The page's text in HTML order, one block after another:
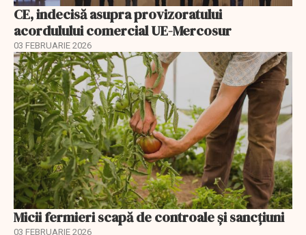
CE, indecisă asupra provizoratului
acordulului comercial UE-Mercosur
03 FEBRUARIE 2026
Micii fermieri scapă de controale și sancțiuni
03 FEBRUARIE 2026